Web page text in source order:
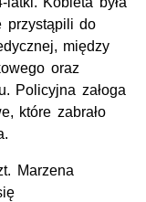
przystąpili do
między
oraz
Policyjna załoga
które zabrało
Marzena